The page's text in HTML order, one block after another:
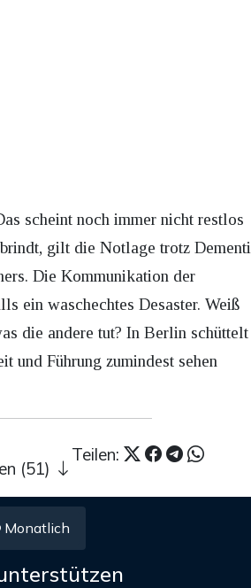
scheint noch immer nicht restlos
gilt die Notlage trotz Dementi
Die Kommunikation der
ein waschechtes Desaster. Weiß
die andere tut? In Berlin schüttelt
und Führung zumindest sehen
Teilen:
(51)
Monatlich